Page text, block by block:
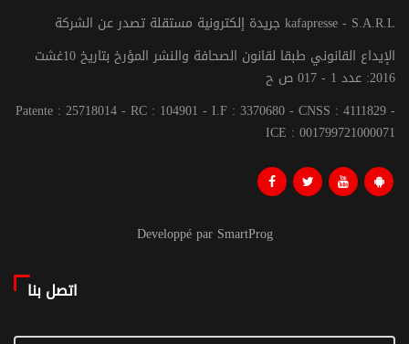
جريدة إلكترونية مستقلة تصدر عن الشركة kafapresse - S.A.R.L
الإيداع القانوني طبقا لقانون الصحافة والنشر المؤرخ بتاريخ 10غشت
2016: عدد 1 - 017 ص ح
Patente : 25718014 - RC : 104901 - I.F : 3370680 - CNSS : 4111829 -
ICE : 001799721000071
Developpé par SmartProg
اتصل بنا